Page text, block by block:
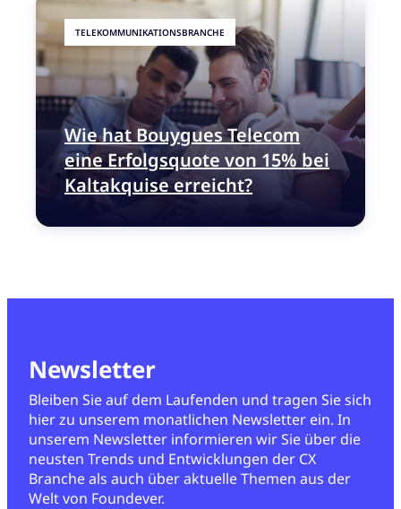
TELEKOMMUNIKATIONSBRANCHE
Wie hat Bouygues Telecom
eine Erfolgsquote von 15% bei
Kaltakquise erreicht?
Newsletter
Bleiben Sie auf dem Laufenden und tragen Sie sich
hier zu unserem monatlichen Newsletter ein. In
unserem Newsletter informieren wir Sie über die
neusten Trends und Entwicklungen der CX
Branche als auch über aktuelle Themen aus der
Welt von Foundever.